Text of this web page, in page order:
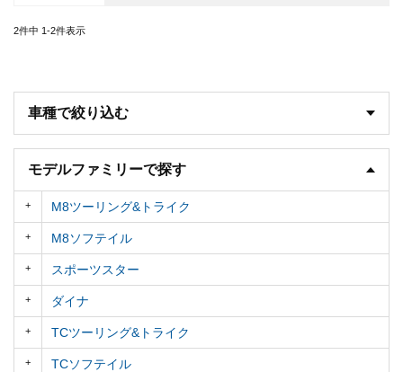
2件中 1-2件表示
車種で絞り込む
モデルファミリーで探す
M8ツーリング&トライク
M8ソフテイル
スポーツスター
ダイナ
TCツーリング&トライク
TCソフテイル